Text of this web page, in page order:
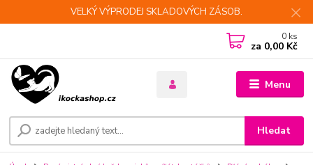
VELKÝ VÝPRODEJ SKLADOVÝCH ZÁSOB.
Menu
Hledat
0 ks
za 0,00 Kč